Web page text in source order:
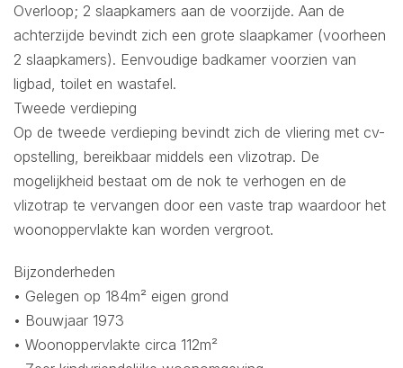
Overloop; 2 slaapkamers aan de voorzijde. Aan de
achterzijde bevindt zich een grote slaapkamer (voorheen
2 slaapkamers). Eenvoudige badkamer voorzien van
ligbad, toilet en wastafel.
Tweede verdieping
Op de tweede verdieping bevindt zich de vliering met cv-
opstelling, bereikbaar middels een vlizotrap. De
mogelijkheid bestaat om de nok te verhogen en de
vlizotrap te vervangen door een vaste trap waardoor het
woonoppervlakte kan worden vergroot.
Bijzonderheden
• Gelegen op 184m² eigen grond
• Bouwjaar 1973
• Woonoppervlakte circa 112m²